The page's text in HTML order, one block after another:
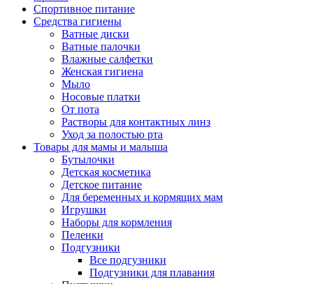
Спортивное питание
Средства гигиены
Ватные диски
Ватные палочки
Влажные салфетки
Женская гигиена
Мыло
Носовые платки
От пота
Растворы для контактных линз
Уход за полостью рта
Товары для мамы и малыша
Бутылочки
Детская косметика
Детское питание
Для беременных и кормящих мам
Игрушки
Наборы для кормления
Пеленки
Подгузники
Все подгузники
Подгузники для плавания